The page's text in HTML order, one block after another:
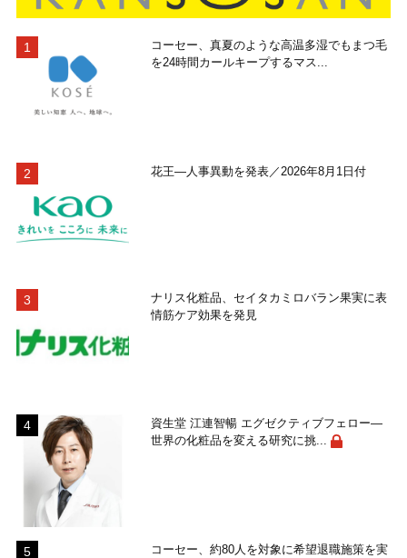
コーセー、真夏のような高温多湿でもまつ毛
を24時間カールキープするマス...
花王―人事異動を発表／2026年8月1日付
ナリス化粧品、セイタカミロバラン果実に表
情筋ケア効果を発見
資生堂 江連智暢 エグゼクティブフェロー―
世界の化粧品を変える研究に挑...
コーセー、約80人を対象に希望退職施策を実